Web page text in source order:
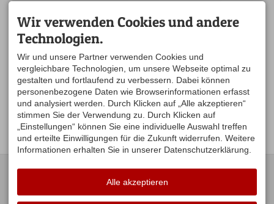
KONTAKT
Hauptstraße 16
UNSERE
ÖFFNUNGSZEITEN:
Wir verwenden Cookies und andere
Technologien.
Wir und unsere Partner verwenden Cookies und
vergleichbare Technologien, um unsere Webseite optimal zu
gestalten und fortlaufend zu verbessern. Dabei können
personenbezogene Daten wie Browserinformationen erfasst
und analysiert werden. Durch Klicken auf „Alle akzeptieren“
stimmen Sie der Verwendung zu. Durch Klicken auf
„Einstellungen“ können Sie eine individuelle Auswahl treffen
und erteilte Einwilligungen für die Zukunft widerrufen. Weitere
Informationen erhalten Sie in unserer Datenschutzerklärung.
Alle akzeptieren